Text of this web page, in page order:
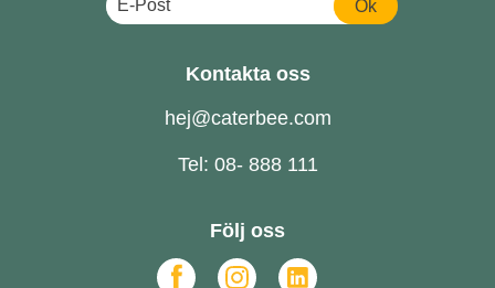
Ok
Kontakta oss
hej@caterbee.com
Tel: 08- 888 111
Följ oss